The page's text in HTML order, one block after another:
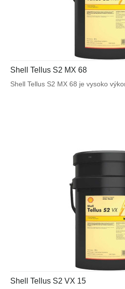
Shell Tellus S2 MX 68
Shell Tellus S2 MX 68 je vysoko
Shell Tellus S2 VX 15